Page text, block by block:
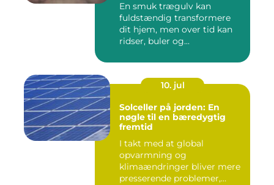
En smuk trægulv kan
fuldstændig transformere
dit hjem, men over tid kan
ridser, buler og...
10. jul
Solceller på jorden: En
nøgle til en bæredygtig
fremtid
I takt med at global
opvarmning og
klimaændringer bliver mere
presserende problemer,